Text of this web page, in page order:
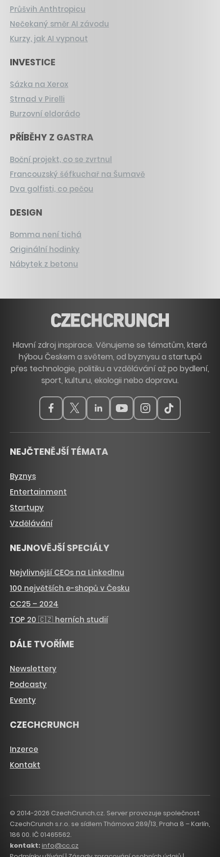
Průšvih Anthtropicu
Nečekaný směr AI závodu
Kurzy, jak AI vypnout
INVESTICE
Sázka na Xerox
Strnad v Pirelli
Burzovní eldorádo
PŘÍBĚHY Z GASTRA
Boční projekt, co se zvrtnul
Francouzský šéfkuchař na Šumavě
Dva golfisti, co pečou
DESIGN
Bomma není tichá
Originální hodinky
Nábytek z betonu
Hlavní zdroj inspirace. Věnujeme se tématům, která
hýbou Českem a světem, od byznysu a startupů
přes technologie, politiku a vzdělávání až po bydlení,
sport, kulturu, ekologii nebo dopravu.
NEJČTENĚJŠÍ TÉMATA
Byznys
Entertainment
Startupy
Vzdělávání
NEJNOVĚJŠÍ SPECIÁLY
Nejvlivnější CEOs na LinkedInu
100 největších e-shopů v Česku
CC25 – 2024
TOP 20 🇨🇿 herních studií
DÁLE TVOŘÍME
Newslettery
Podcasty
Eventy
CZECHCRUNCH
Inzerce
Kontakt
© 2014-2026 CzechCrunch.cz. Server provozuje společnost
CzechCrunch s.r.o. se sídlem Thámova 289/13, Praha 8 – Karlín,
186 00. IČ 01465562.
kontakt:info@cc.cz